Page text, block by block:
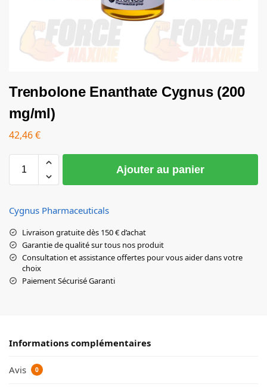
Trenbolone Enanthate Cygnus (200
mg/ml)
42,46€
Ajouter au panier
Cygnus Pharmaceuticals
Livraison gratuite dès 150 € d’achat
Garantie de qualité sur tous nos produit
Consultation et assistance offertes pour vous aider dans votre
choix
Paiement Sécurisé Garanti
Informations complémentaires
Avis 0